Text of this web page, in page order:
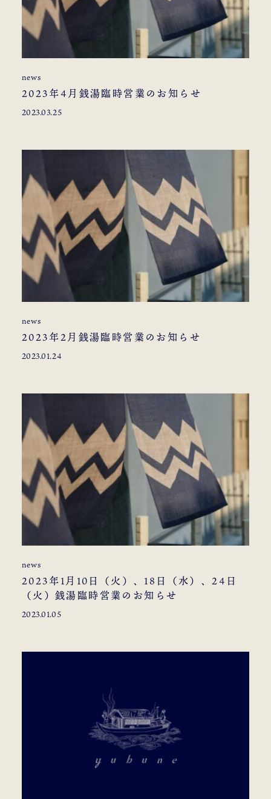
news
2023年4月銭湯臨時営業のお知らせ
2023.03.25
news
2023年2月銭湯臨時営業のお知らせ
2023.01.24
news
2023年1月10日（火）、18日（水）、24日
（火）銭湯臨時営業のお知らせ
2023.01.05